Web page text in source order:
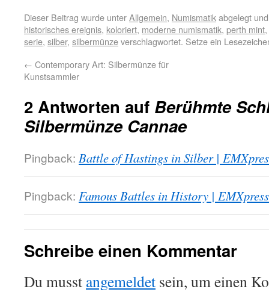
Dieser Beitrag wurde unterAllgemein, Numismatikabgelegt
historisches ereignis, koloriert, moderne numismatik, perth mint,
serie, silber, silbermünzeverschlagwortet. Setze ein
← Contemporary Art: Silbermünze für
Kunstsammler
2 Antworten auf Berühmte
Silbermünze Cannae
Pingback: Battle of Hastings in Silber |
Pingback: Famous Battles in History |
Schreibe einen Kommentar
Du musst angemeldet sein, um einen